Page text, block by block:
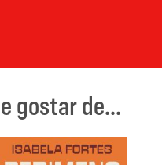
gostar de...